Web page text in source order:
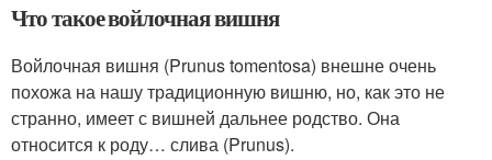
Что такое войлочная вишня
Войлочная вишня (Prunus tomentosa) внешне очень
похожа на нашу традиционную вишню, но, как это не
странно, имеет с вишней дальнее родство. Она
относится к роду… слива (Prunus).